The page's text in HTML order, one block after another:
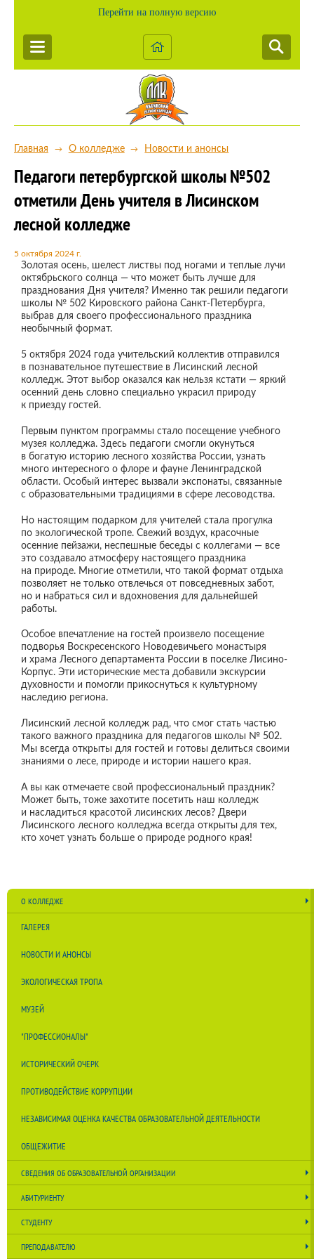
Перейти на полную версию
Главная → О колледже → Новости и анонсы
Педагоги петербургской школы №502
отметили День учителя в Лисинском
лесной колледже
5 октября 2024 г.
Золотая осень, шелест листвы под ногами и теплые лучи
октябрьского солнца — что может быть лучше для
празднования Дня учителя? Именно так решили педагоги
школы № 502 Кировского района Санкт-Петербурга,
выбрав для своего профессионального праздника
необычный формат.
5 октября 2024 года учительский коллектив отправился
в познавательное путешествие в Лисинский лесной
колледж. Этот выбор оказался как нельзя кстати — яркий
осенний день словно специально украсил природу
к приезду гостей.
Первым пунктом программы стало посещение учебного
музея колледжа. Здесь педагоги смогли окунуться
в богатую историю лесного хозяйства России, узнать
много интересного о флоре и фауне Ленинградской
области. Особый интерес вызвали экспонаты, связанные
с образовательными традициями в сфере лесоводства.
Но настоящим подарком для учителей стала прогулка
по экологической тропе. Свежий воздух, красочные
осенние пейзажи, неспешные беседы с коллегами — все
это создавало атмосферу настоящего праздника
на природе. Многие отметили, что такой формат отдыха
позволяет не только отвлечься от повседневных забот,
но и набраться сил и вдохновения для дальнейшей
работы.
Особое впечатление на гостей произвело посещение
подворья Воскресенского Новодевичьего монастыря
и храма Лесного департамента России в поселке Лисино-
Корпус. Эти исторические места добавили экскурсии
духовности и помогли прикоснуться к культурному
наследию региона.
Лисинский лесной колледж рад, что смог стать частью
такого важного праздника для педагогов школы № 502.
Мы всегда открыты для гостей и готовы делиться своими
знаниями о лесе, природе и истории нашего края.
А вы как отмечаете свой профессиональный праздник?
Может быть, тоже захотите посетить наш колледж
и насладиться красотой лисинских лесов? Двери
Лисинского лесного колледжа всегда открыты для тех,
кто хочет узнать больше о природе родного края!
О КОЛЛЕДЖЕ
ГАЛЕРЕЯ
НОВОСТИ И АНОНСЫ
ЭКОЛОГИЧЕСКАЯ ТРОПА
МУЗЕЙ
"ПРОФЕССИОНАЛЫ"
ИСТОРИЧЕСКИЙ ОЧЕРК
ПРОТИВОДЕЙСТВИЕ КОРРУПЦИИ
НЕЗАВИСИМАЯ ОЦЕНКА КАЧЕСТВА ОБРАЗОВАТЕЛЬНОЙ ДЕЯТЕЛЬНОСТИ
ОБЩЕЖИТИЕ
СВЕДЕНИЯ ОБ ОБРАЗОВАТЕЛЬНОЙ ОРГАНИЗАЦИИ
АБИТУРИЕНТУ
СТУДЕНТУ
ПРЕПОДАВАТЕЛЮ